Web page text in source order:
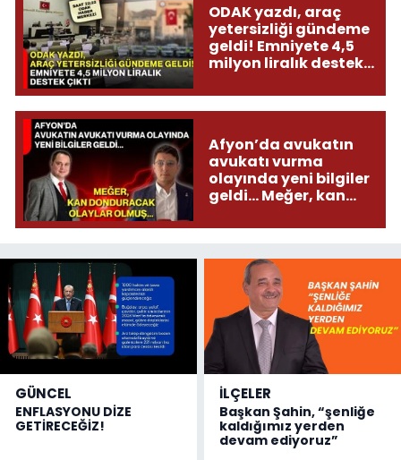
ODAK yazdı, araç
yetersizliği gündeme
geldi! Emniyete 4,5
milyon liralık destek
Afyon’da avukatın
avukatı vurma
olayında yeni bilgiler
geldi... Meğer, kan
olmuş...
GÜNCEL
ENFLASYONU DİZE
GETİRECEĞİZ!
İLÇELER
Başkan Şahin, “şenliğe
kaldığımız yerden
devam ediyoruz”